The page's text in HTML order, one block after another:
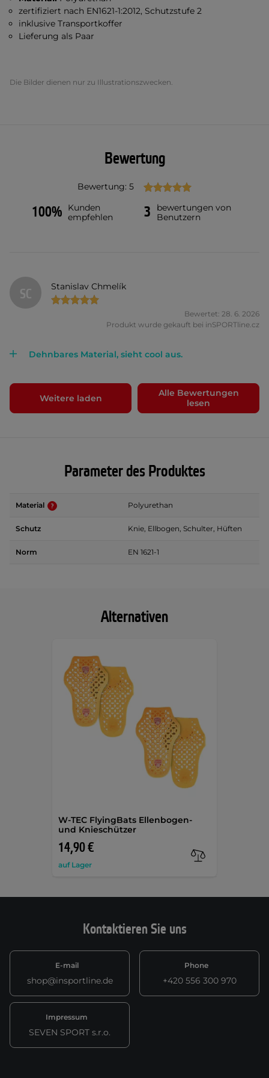
Alternativen
W-TEC FlyingBats Ellenbogen-
und Knieschützer
14,90 €
auf Lager
zertifiziert nach EN1621-1:2012, Schutzstufe 2
inklusive Transportkoffer
Lieferung als Paar
Die Bilder dienen nur zu Illustrationszwecken.
Bewertung
Bewertung: 5
100%
Kunden
empfehlen
3
bewertungen von
Benutzern
SC Stanislav Chmelík
Bewertet: 28. 6. 2026
Produkt wurde gekauft bei inSPORTline.cz
Dehnbares Material, sieht cool aus.
Weitere laden
Alle Bewertungen
lesen
Parameter des Produktes
Material Polyurethan
Schutz Knie, Ellbogen, Schulter, Hüften
Norm EN 1621-1
Kontaktieren Sie uns
E-mail
shop@insportline.de
Phone
+420 556 300 970
Impressum
SEVEN SPORT s.r.o.